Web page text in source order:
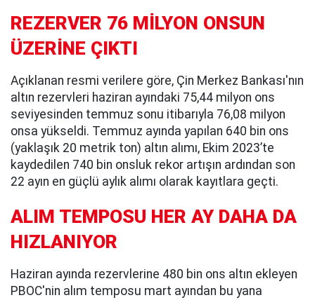
REZERVER 76 MİLYON ONSUN
ÜZERİNE ÇIKTI
Açıklanan resmi verilere göre, Çin Merkez Bankası'nın
altın rezervleri haziran ayındaki 75,44 milyon ons
seviyesinden temmuz sonu itibarıyla 76,08 milyon
onsa yükseldi. Temmuz ayında yapılan 640 bin ons
(yaklaşık 20 metrik ton) altın alımı, Ekim 2023’te
kaydedilen 740 bin onsluk rekor artışın ardından son
22 ayın en güçlü aylık alımı olarak kayıtlara geçti.
ALIM TEMPOSU HER AY DAHA DA
HIZLANIYOR
Haziran ayında rezervlerine 480 bin ons altın ekleyen
PBOC'nin alım temposu mart ayından bu yana